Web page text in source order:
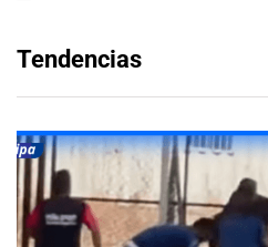
Tendencias